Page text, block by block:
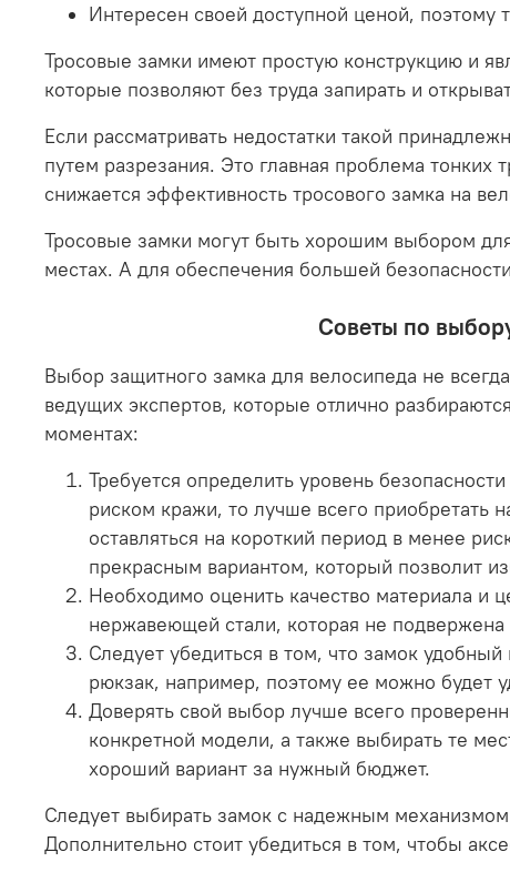
Интересен своей доступной ценой, поэтому
Тросовые замки имеют простую конструкцию и
которые позволяют без труда запирать и
Если рассматривать недостатки такой
путем разрезания. Это главная проблема тонких
снижается эффективность тросового замка на
Тросовые замки могут быть хорошим выбором
местах. А для обеспечения большей
Советы по
Выбор защитного замка для велосипеда не
ведущих экспертов, которые отлично
моментах:
Требуется определить уровень
риском кражи, то лучше всего
оставляться на короткий период в менее
прекрасным вариантом, который позволит
Необходимо оценить качество материала и
нержавеющей стали, которая не
Следует убедиться в том, что замок
рюкзак, например, поэтому ее можно будет
Доверять свой выбор лучше всего
конкретной модели, а также выбирать те
хороший вариант за нужный бюджет.
Следует выбирать замок с надежным
Дополнительно стоит убедиться в том, чтобы